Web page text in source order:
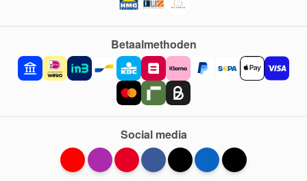
Betaalmethoden
Social media